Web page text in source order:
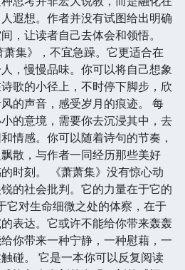
遐想。作者并没有试图给出明确
，让读者自己去体会和领悟。
集》，不宜急躁。它更适合在
，慢慢品味。你可以将自己想象
歌的小径上，不时停下脚步，欣
的声音，感受岁月的痕迹。 每
的意境，需要你去沉浸其中，去
情感。你可以随着诗句的节奏，
散，与作者一同经历那些美好
时刻。 《萧萧集》没有惊心动
的社会批判。它的力量在于它的
它对生命细微之处的体察，在于
表达。它或许不能给你带来轰轰
你带来一种宁静，一种慰藉，一
碰。 它是一本你可以反复阅读